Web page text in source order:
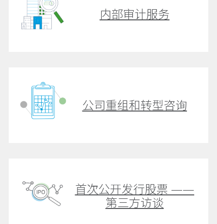
内部审计服务
公司重组和转型咨询
首次公开发行股票 ——
第三方访谈